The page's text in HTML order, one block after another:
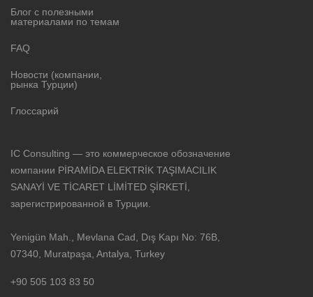
IC Consulting — это коммерческое обозначение
компании PİRAMİDA ELEKTRİK TAŞIMACILIK
SANAYİ VE TİCARET LİMİTED ŞİRKETİ,
зарегистрированной в Турции.
Yenigün Mah., Mevlana Cad, Dış Kapı No: 76B,
07340, Muratpaşa, Antalya, Turkey
+90 505 103 83 50
Блог с полезными
материалами по темам
FAQ
Новости (компании,
рынка Турции)
Глоссарий